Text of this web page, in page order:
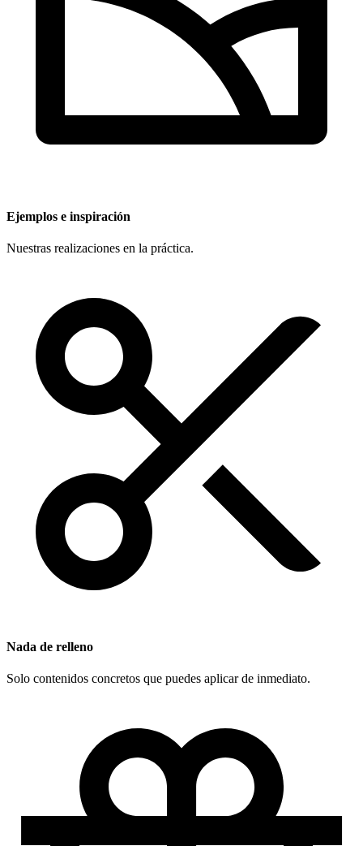
Ejemplos e inspiración
Nuestras realizaciones en la práctica.
Nada de relleno
Solo contenidos concretos que puedes aplicar de inmediato.